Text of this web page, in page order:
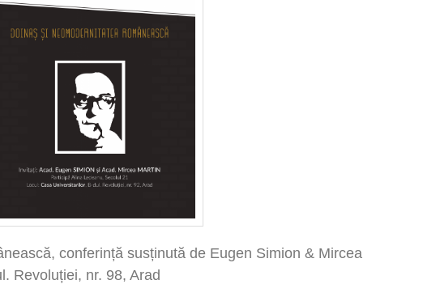
conferință susținută de Eugen Simion & Mircea
Revoluției, nr. 98, Arad